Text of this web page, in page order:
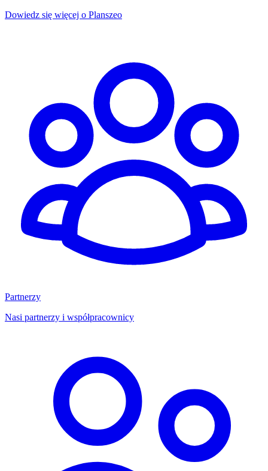
Dowiedz się więcej o Planszeo
Partnerzy
Nasi partnerzy i współpracownicy